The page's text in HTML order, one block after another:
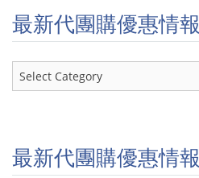
最新代團購優惠情報
最
新
優
惠
最新代團購優惠情報